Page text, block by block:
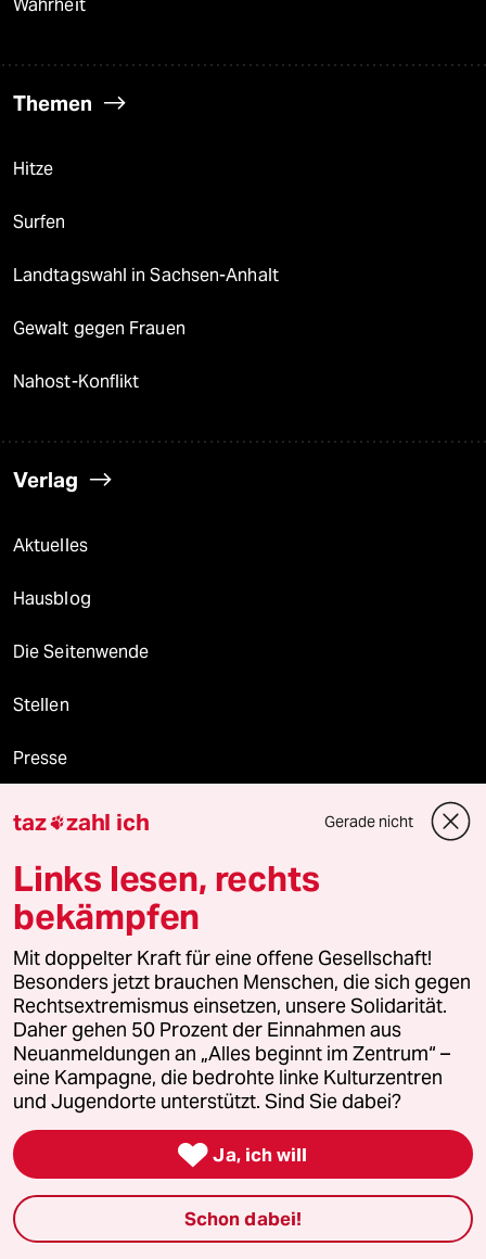
Wahrheit
Themen
Hitze
Surfen
Landtagswahl in Sachsen-Anhalt
Gewalt gegen Frauen
Nahost-Konflikt
Verlag
Aktuelles
Hausblog
Die Seitenwende
Stellen
Presse
abo
genossenschaft
taz zahl ich
recherchefonds ausland
panterstiftung
taz zahl ich Gerade nicht
Links lesen, rechts
bekämpfen
Mit doppelter Kraft für eine offene Gesellschaft!
Besonders jetzt brauchen Menschen, die sich gegen
Rechtsextremismus einsetzen, unsere Solidarität.
Daher gehen 50 Prozent der Einnahmen aus
Neuanmeldungen an „Alles beginnt im Zentrum“ –
eine Kampagne, die bedrohte linke Kulturzentren
und Jugendorte unterstützt. Sind Sie dabei?
 Ja, ich will
Schon dabei!